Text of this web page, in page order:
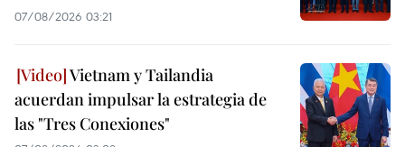
07/08/2026 03:21
Vietnam y Tailandia
acuerdan impulsar la estrategia de
las "Tres Conexiones"